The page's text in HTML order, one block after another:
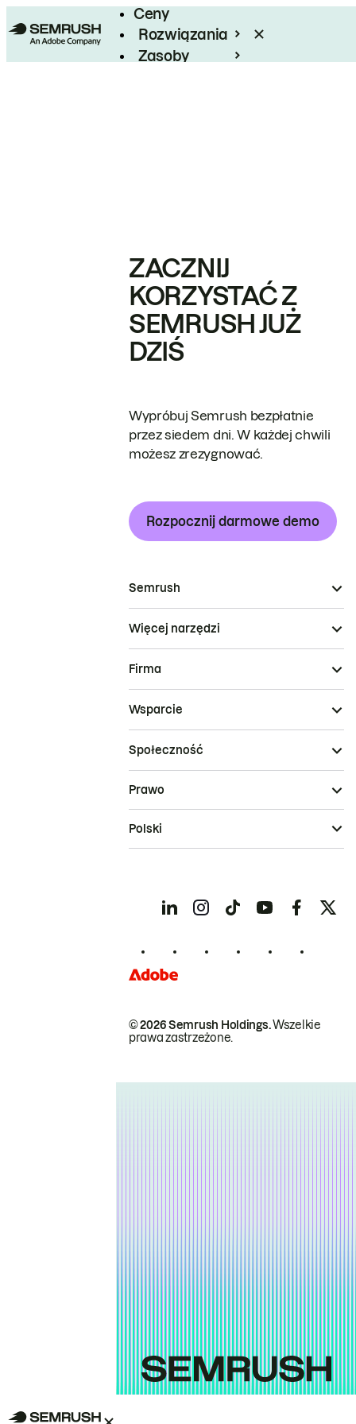
Ceny
Rozwiązania
Zasoby
ZACZNIJ
KORZYSTAĆ Z
SEMRUSH JUŻ
DZIŚ
Wypróbuj Semrush bezpłatnie
przez siedem dni. W każdej chwili
możesz zrezygnować.
Rozpocznij darmowe demo
Semrush
Więcej narzędzi
Firma
Wsparcie
Społeczność
© 2026 Semrush Holdings.Wszelkie
prawa zastrzeżone.
Prawo
Polski